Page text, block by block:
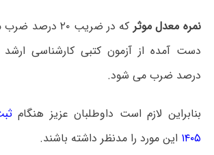
نمره معدل موثر
که در ضریب ۲۰
درصد ضرب می شود.
بنابراین لازم است داوطلبان عزیز هنگام
۱۴۰۵ این مورد را مدنظر داشته باشند.